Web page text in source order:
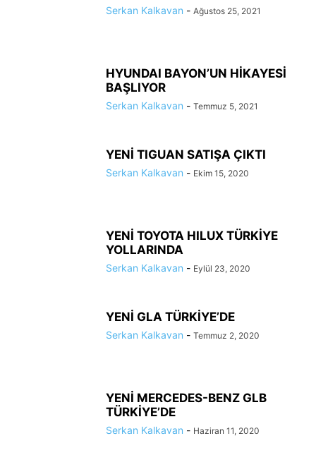
Serkan Kalkavan - Ağustos 25, 2021
HYUNDAI BAYON’UN HİKAYESİ
BAŞLIYOR
Serkan Kalkavan - Temmuz 5, 2021
YENİ TIGUAN SATIŞA ÇIKTI
Serkan Kalkavan - Ekim 15, 2020
YENİ TOYOTA HILUX TÜRKİYE
YOLLARINDA
Serkan Kalkavan - Eylül 23, 2020
YENİ GLA TÜRKİYE’DE
Serkan Kalkavan - Temmuz 2, 2020
YENİ MERCEDES-BENZ GLB
TÜRKİYE’DE
Serkan Kalkavan - Haziran 11, 2020